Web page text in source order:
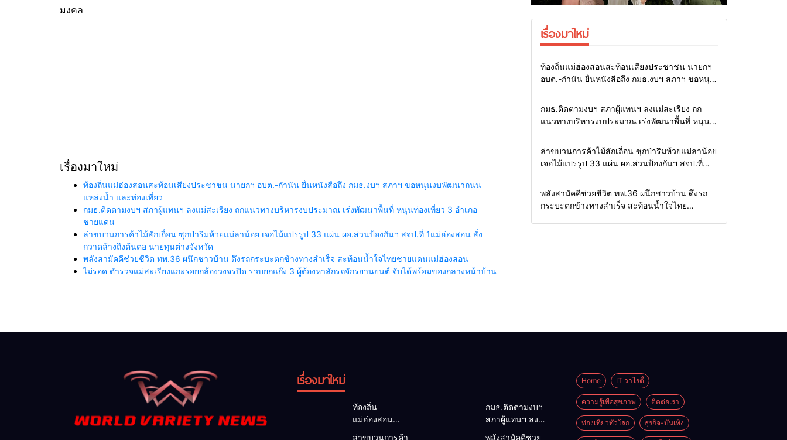
มงคล
เรื่องมาใหม่
ท้องถิ่นแม่ฮ่องสอนสะท้อนเสียงประชาชน นายกฯ อบต.-กำนัน ยื่นหนังสือถึง กมธ.งบฯ สภาฯ ขอหนุนงบพัฒนาถนน
แหล่งน้ำ และท่องเที่ยว
กมธ.ติดตามงบฯ สภาผู้แทนฯ ลงแม่สะเรียง ถกแนวทางบริหารงบประมาณ เร่งพัฒนาพื้นที่ หนุนท่องเที่ยว 3 อำเภอ
ชายแดน
ล่าขบวนการค้าไม้สักเถื่อน ซุกป่าริมห้วยแม่ลาน้อย เจอไม้แปรรูป 33 แผ่น ผอ.ส่วนป้องกันฯ สจป.ที่ 1แม่ฮ่องสอน สั่ง
กวาดล้างถึงต้นตอ นายทุนต่างจังหวัด
พลังสามัคคีช่วยชีวิต ทพ.36 ผนึกชาวบ้าน ดึงรถกระบะตกข้างทางสำเร็จ สะท้อนน้ำใจไทยชายแดนแม่ฮ่องสอน
ไม่รอด ตำรวจแม่สะเรียงแกะรอยกล้องวงจรปิด รวบยกแก๊ง 3 ผู้ต้องหาลักรถจักรยานยนต์ จับได้พร้อมของกลางหน้าบ้าน
เรื่องมาใหม่
Home รอบรั้วทั่วไทย
ท้องถิ่นแม่ฮ่องสอนสะท้อนเสียงประชาชน นายกฯ
อบต.-กำนัน ยื่นหนังสือถึง กมธ.งบฯ สภาฯ ขอหนุน
Home รอบรั้วทั่วไทย
กมธ.ติดตามงบฯ สภาผู้แทนฯ ลงแม่สะเรียง ถก
แนวทางบริหารงบประมาณ เร่งพัฒนาพื้นที่ หนุน
Home รอบรั้วทั่วไทย
ล่าขบวนการค้าไม้สักเถื่อน ซุกป่าริมห้วยแม่ลาน้อย
เจอไม้แปรรูป 33 แผ่น ผอ.ส่วนป้องกันฯ สจป.ที่
จังหวัด
Home แวดวงทหาร
พลังสามัคคีช่วยชีวิต ทพ.36 ผนึกชาวบ้าน ดึงรถ
กระบะตกข้างทางสำเร็จ สะท้อนน้ำใจไทย
เรื่องมาใหม่
ท้องถิ่น
แม่ฮ่องสอน
กมธ.ติดตามงบฯ
สภาผู้แทนฯ ลง
แม่สะเรียง ถก
ล่าขบวนการค้า พลังสามัคคีช่วย
Home IT วาไรตี้
ความรู้เพื่อสุขภาพ ติดต่อเรา
ท่องเที่ยวทั่วโลก ธุรกิจ-บันเทิง